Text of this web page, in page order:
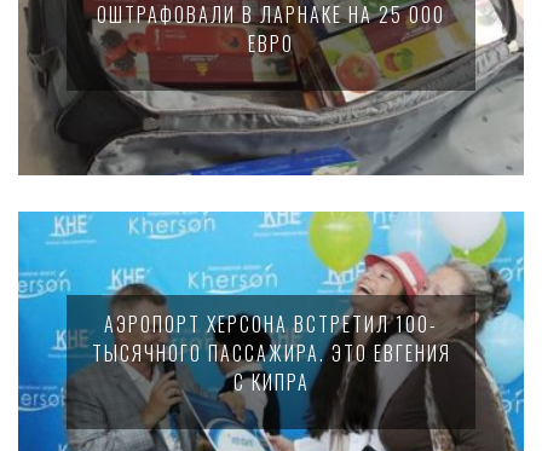
ОШТРАФОВАЛИ В ЛАРНАКЕ НА 25 000
ЕВРО
АЭРОПОРТ ХЕРСОНА ВСТРЕТИЛ 100-
ТЫСЯЧНОГО ПАССАЖИРА. ЭТО ЕВГЕНИЯ
С КИПРА